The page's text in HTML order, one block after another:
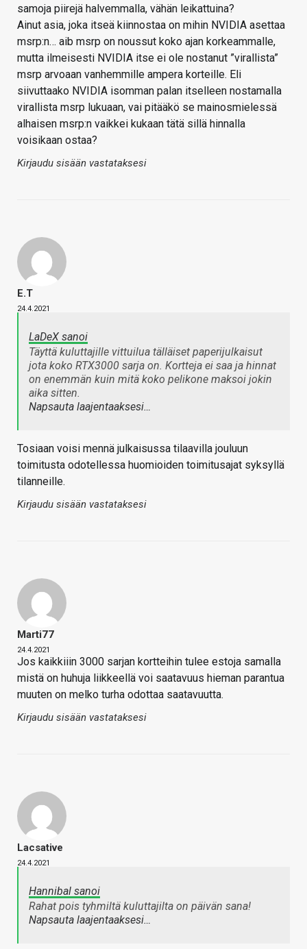
samoja piirejä halvemmalla, vähän leikattuina?
Ainut asia, joka itseä kiinnostaa on mihin NVIDIA asettaa
msrp:n… aib msrp on noussut koko ajan korkeammalle,
mutta ilmeisesti NVIDIA itse ei ole nostanut ”virallista”
msrp arvoaan vanhemmille ampera korteille. Eli
siivuttaako NVIDIA isomman palan itselleen nostamalla
virallista msrp lukuaan, vai pitääkö se mainosmielessä
alhaisen msrp:n vaikkei kukaan tätä sillä hinnalla
voisikaan ostaa?
Kirjaudu sisään vastataksesi
E.T
24.4.2021
LaDeX sanoi
Täyttä kuluttajille vittuilua tälläiset paperijulkaisut
jota koko RTX3000 sarja on. Kortteja ei saa ja hinnat
on enemmän kuin mitä koko pelikone maksoi jokin
aika sitten.
Napsauta laajentaaksesi…
Tosiaan voisi mennä julkaisussa tilaavilla jouluun
toimitusta odotellessa huomioiden toimitusajat syksyllä
tilanneille.
Kirjaudu sisään vastataksesi
Marti77
24.4.2021
Jos kaikkiiin 3000 sarjan kortteihin tulee estoja samalla
mistä on huhuja liikkeellä voi saatavuus hieman parantua
muuten on melko turha odottaa saatavuutta.
Kirjaudu sisään vastataksesi
Lacsative
24.4.2021
Hannibal sanoi
Rahat pois tyhmiltä kuluttajilta on päivän sana!
Napsauta laajentaaksesi…